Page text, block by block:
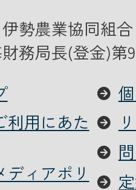
勢農業協同組合
務局長(登金)第
利用にあた
ディアポリ